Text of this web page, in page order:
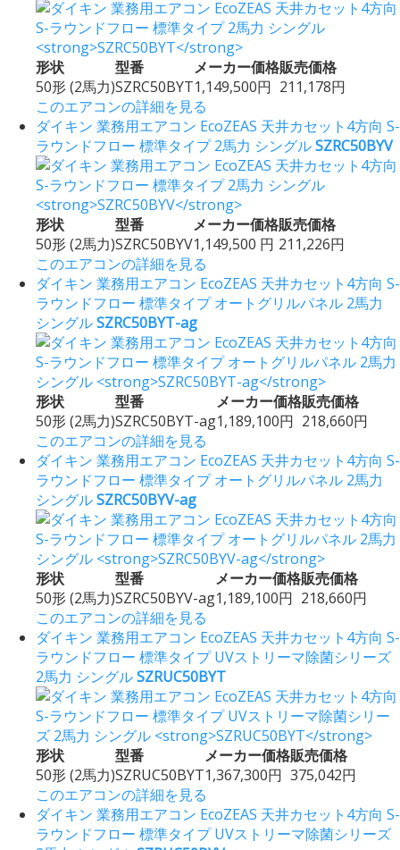
形状 型番 メーカー価格販売価格
50形 (2馬力)SZRC50BYT1,149,500円 211,178円
このエアコンの詳細を見る
ダイキン 業務用エアコン EcoZEAS 天井カセット4方向 S-
ラウンドフロー 標準タイプ 2馬力 シングルSZRC50BYV
形状 型番 メーカー価格販売価格
50形 (2馬力)SZRC50BYV1,149,500 円 211,226円
このエアコンの詳細を見る
ダイキン 業務用エアコン EcoZEAS 天井カセット4方向 S-
ラウンドフロー 標準タイプ オートグリルパネル 2馬力
シングルSZRC50BYT-ag
形状 型番 メーカー価格販売価格
50形 (2馬力)SZRC50BYT-ag1,189,100円 218,660円
このエアコンの詳細を見る
ダイキン 業務用エアコン EcoZEAS 天井カセット4方向 S-
ラウンドフロー 標準タイプ オートグリルパネル 2馬力
シングルSZRC50BYV-ag
形状 型番 メーカー価格販売価格
50形 (2馬力)SZRC50BYV-ag1,189,100円 218,660円
このエアコンの詳細を見る
ダイキン 業務用エアコン EcoZEAS 天井カセット4方向 S-
ラウンドフロー 標準タイプ UVストリーマ除菌シリーズ
2馬力 シングルSZRUC50BYT
形状 型番 メーカー価格販売価格
50形 (2馬力)SZRUC50BYT1,367,300円 375,042円
このエアコンの詳細を見る
ダイキン 業務用エアコン EcoZEAS 天井カセット4方向 S-
ラウンドフロー 標準タイプ UVストリーマ除菌シリーズ